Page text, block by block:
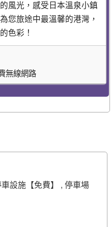
風光，感受日本溫泉小鎮
您旅途中最溫馨的港灣，
色彩！
無線網路
設施【免費】 , 停車場